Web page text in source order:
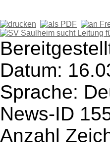
Datum:
Sprache:
News-ID
Anzahl